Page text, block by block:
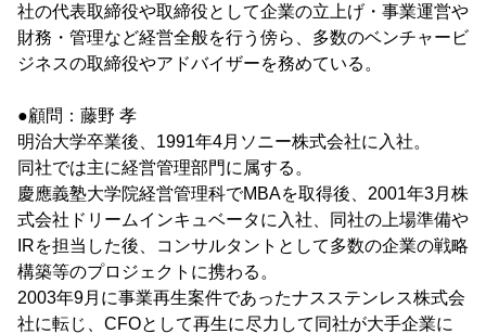
社の代表取締役や取締役として企業の立上げ・事業運営や
財務・管理など経営全般を行う傍ら、多数のベンチャービ
ジネスの取締役やアドバイザーを務めている。
●顧問：藤野 孝
明治大学卒業後、1991年4月ソニー株式会社に入社。
同社では主に経営管理部門に属する。
慶應義塾大学院経営管理科でMBAを取得後、2001年3月株
式会社ドリームインキュベータに入社、同社の上場準備や
IRを担当した後、コンサルタントとして多数の企業の戦略
構築等のプロジェクトに携わる。
2003年9月に事業再生案件であったナスステンレス株式会
社に転じ、CFOとして再生に尽力して同社が大手企業に